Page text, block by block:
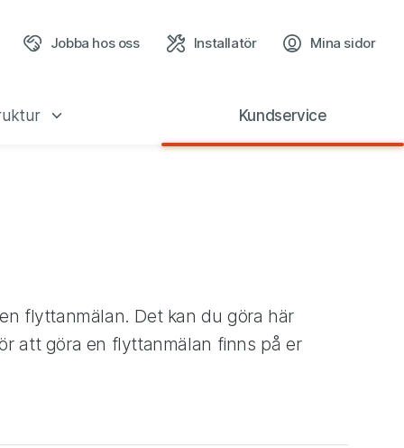
Jobba hos oss Installatör
Mina sidor
Kundservice
flyttanmälan. Det kan du göra här
att göra en flyttanmälan finns på er